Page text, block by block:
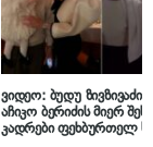
ვიდეო: ბუდუ
აჩიკო ბერიძის მიერ
კადრები ფეხბურთელ